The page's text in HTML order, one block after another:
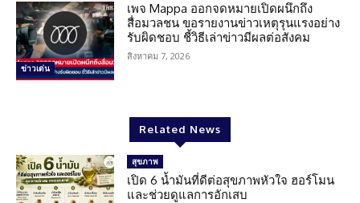
ข่าวเด่น
เพจ Mappa ออกจดหมายเปิดผนึกถึง
สื่อมวลชน ขอรายงานข่าวเหตุรุนแรงอย่าง
รับผิดชอบ ชี้วิธีเล่าข่าวมีผลต่อสังคม
สิงหาคม 7, 2026
Related News
สุขภาพ
เปิด 6 น้ำมันที่ดีต่อสุขภาพหัวใจ ฮอร์โมน
และช่วยดูแลการอักเสบ